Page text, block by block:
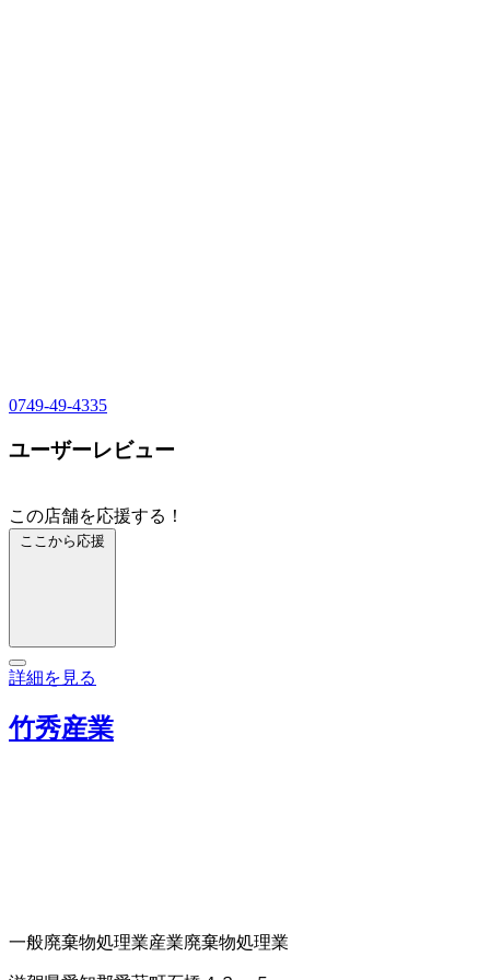
0749-49-4335
ユーザーレビュー
この店舗を応援する！
ここから応援
詳細を見る
竹秀産業
一般廃棄物処理業産業廃棄物処理業